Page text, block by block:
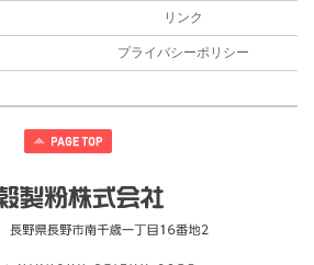
リンク
プライバシーポリシー